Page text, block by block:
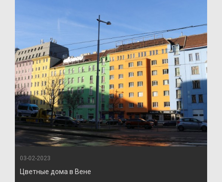
03-02-2023
Цветные дома в Вене